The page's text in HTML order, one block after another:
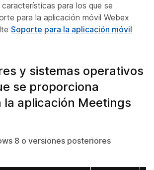
para los que se
para la aplicación móvil Webex
Soporte para la aplicación móvil
y sistemas operativos
se proporciona
la aplicación Meetings
8 o versiones posteriores